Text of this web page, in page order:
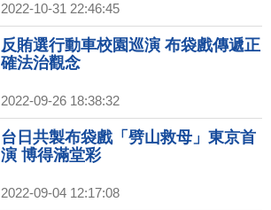
2022-10-31 22:46:45
反賄選行動車校園巡演 布袋戲傳遞正
確法治觀念
2022-09-26 18:38:32
台日共製布袋戲「劈山救母」東京首
演 博得滿堂彩
2022-09-04 12:17:08